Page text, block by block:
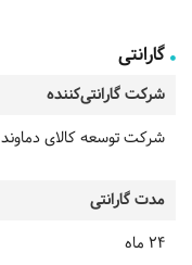
گارانتی
شرکت گارانتی‌کننده
شرکت توسعه کالای دماوند
مدت گارانتی
24 ماه